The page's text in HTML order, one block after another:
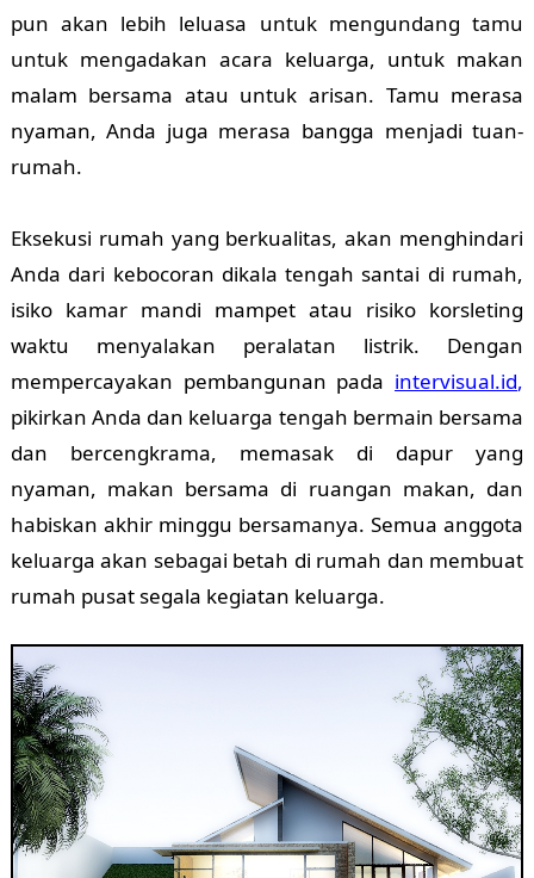
pun akan lebih leluasa untuk mengundang tamu
untuk mengadakan acara keluarga, untuk makan
malam bersama atau untuk arisan. Tamu merasa
nyaman, Anda juga merasa bangga menjadi tuan-
rumah.
Eksekusi rumah yang berkualitas, akan menghindari
Anda dari kebocoran dikala tengah santai di rumah,
isiko kamar mandi mampet atau risiko korsleting
waktu menyalakan peralatan listrik. Dengan
mempercayakan pembangunan pada intervisual.id,
pikirkan Anda dan keluarga tengah bermain bersama
dan bercengkrama, memasak di dapur yang
nyaman, makan bersama di ruangan makan, dan
habiskan akhir minggu bersamanya. Semua anggota
keluarga akan sebagai betah di rumah dan membuat
rumah pusat segala kegiatan keluarga.